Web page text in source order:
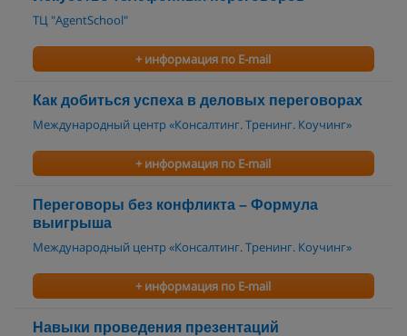
ТЦ "AgentSchool"
+ информация по E-mail
Как добиться успеха в деловых переговорах
Международный центр «Консалтинг. Тренинг. Коучинг»
+ информация по E-mail
Переговоры без конфликта – Формула
выигрыша
Международный центр «Консалтинг. Тренинг. Коучинг»
+ информация по E-mail
Навыки проведения презентаций